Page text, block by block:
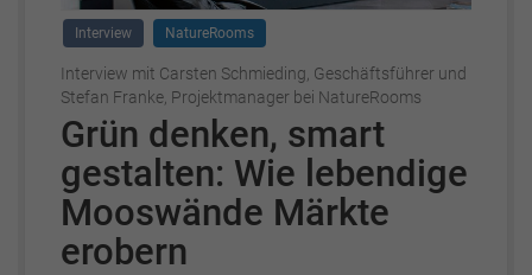
Interview NatureRooms
Interview mit Carsten Schmieding, Geschäftsführer und
Stefan Franke, Projektmanager bei NatureRooms
Grün denken, smart
gestalten: Wie lebendige
Mooswände Märkte
erobern